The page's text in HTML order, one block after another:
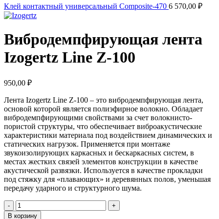
Клей контактный универсальный Composite-470 6 570,00 ₽
Вибродемпфирующая лента
Izogertz Line Z-100
950,00 ₽
Лента Izogertz Line Z-100 – это вибродемпфирующая лента,
основой которой является полиэфирное волокно. Обладает
вибродемпфирующими свойствами за счет волокнисто-
пористой структуры, что обеспечивает виброакустические
характеристики материала под воздействием динамических и
статических нагрузок. Применяется при монтаже
звукоизолирующих каркасных и бескаркасных систем, в
местах жестких связей элементов конструкции в качестве
акустической развязки. Используется в качестве прокладки
под стяжку для «плавающих» и деревянных полов, уменьшая
передачу ударного и структурного шума.
Количество
товара
В корзину